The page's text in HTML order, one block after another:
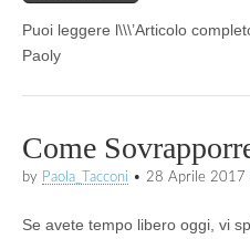
Puoi leggere l\\\’Articolo
Paoly
Come
by Paola_Tacconi • 28 Aprile 2017
Se avete tempo libero oggi, vi